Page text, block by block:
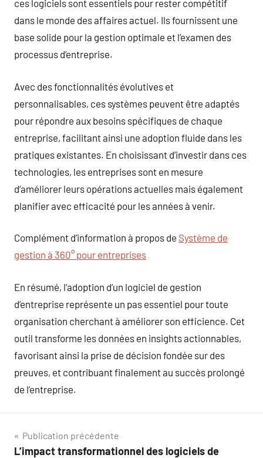
ces logiciels sont essentiels pour rester compétitif
dans le monde des affaires actuel. Ils fournissent une
base solide pour la gestion optimale et l’examen des
processus d’entreprise.
Avec des fonctionnalités évolutives et
personnalisables, ces systèmes peuvent être adaptés
pour répondre aux besoins spécifiques de chaque
entreprise, facilitant ainsi une adoption fluide dans les
pratiques existantes. En choisissant d’investir dans ces
technologies, les entreprises sont en mesure
d’améliorer leurs opérations actuelles mais également
planifier avec efficacité pour les années à venir.
Complément d’information à propos de Système de
gestion à 360° pour entreprises
En résumé, l’adoption d’un logiciel de gestion
d’entreprise représente un pas essentiel pour toute
organisation cherchant à améliorer son efficience. Cet
outil transforme les données en insights actionnables,
favorisant ainsi la prise de décision fondée sur des
preuves, et contribuant finalement au succès prolongé
de l’entreprise.
Navigation
Publication précédente
L’impact transformationnel des logiciels de